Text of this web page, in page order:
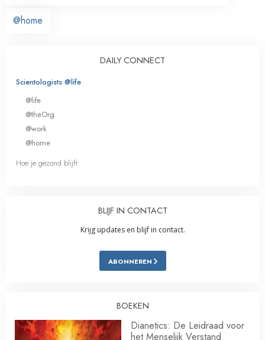
@home
DAILY CONNECT
Scientologists @life
@life
@theOrg
@work
@home
Hoe je gezond blijft
BLIJF IN CONTACT
Krijg updates en blijf in contact.
ABONNEREN
BOEKEN
Dianetics: De Leidraad voor
het Menselijk Verstand